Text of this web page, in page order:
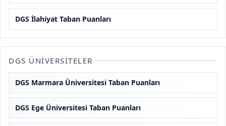
DGS İlahiyat Taban Puanları
DGS ÜNIVERSITELER
DGS Marmara Üniversitesi Taban Puanları
DGS Ege Üniversitesi Taban Puanları